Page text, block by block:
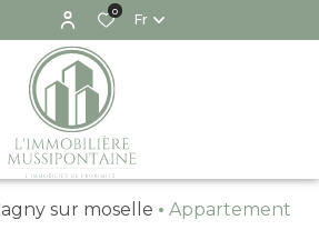
0
Fr
Pagny sur moselle Appartement